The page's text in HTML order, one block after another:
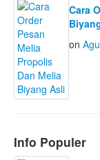
Cara
on
Info Populer